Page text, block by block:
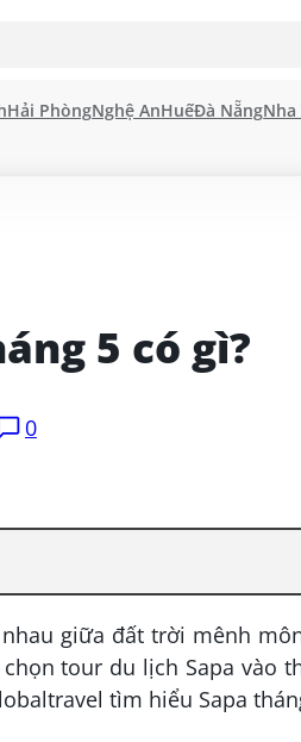
Hải PhòngNghệ AnHuếĐà NẵngNha
5 có gì?
0
giữa đất trời mênh
tour du lịch Sapa vào
tìm hiểu Sapa